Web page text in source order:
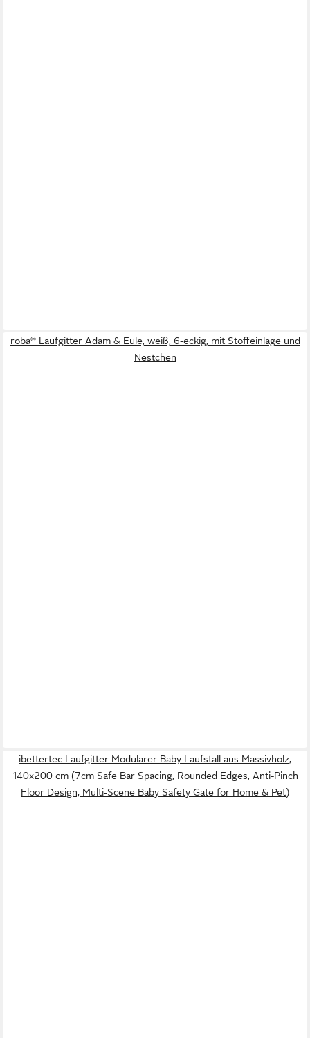
roba® Laufgitter Adam & Eule, weiß, 6-eckig, mit Stoffeinlage und
Nestchen
ibettertec Laufgitter Modularer Baby Laufstall aus Massivholz,
140x200 cm (7cm Safe Bar Spacing, Rounded Edges, Anti-Pinch
Floor Design, Multi-Scene Baby Safety Gate for Home & Pet)